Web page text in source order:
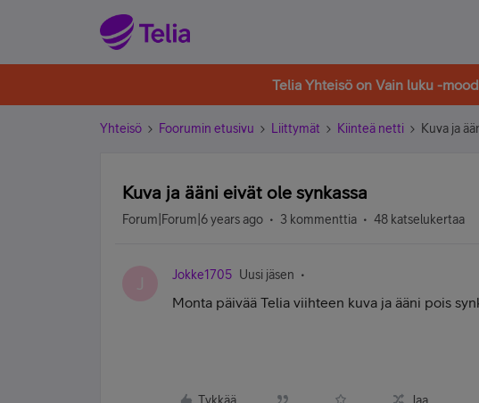
Telia Yhteisö on Vain luku -
Yhteisö Foorumin etusivu Liittymät Kiinteä netti Kuva ja
Kuva ja ääni eivät ole synkassa
Forum|Forum|6 years ago 3 kommenttia 48 katselukertaa
J Jokke1705 Uusi jäsen
Monta päivää Telia viihteen kuva ja ääni pois